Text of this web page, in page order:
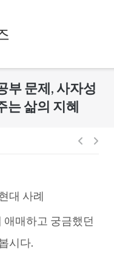
부 문제, 사자성
는 삶의 지혜
글
이
대 사례
매하고 궁금했던
시다.